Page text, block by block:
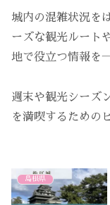
城内の混雑状況を
ーズな観光ルート
地で役立つ情報を
週末や観光シーズ
を満喫するための
島根県